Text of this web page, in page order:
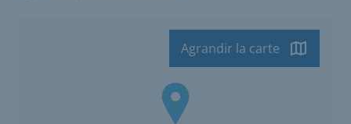
Agrandir la carte